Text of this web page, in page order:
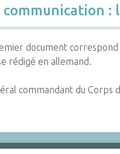
communication
document
rédigé en allemand.
commandant du